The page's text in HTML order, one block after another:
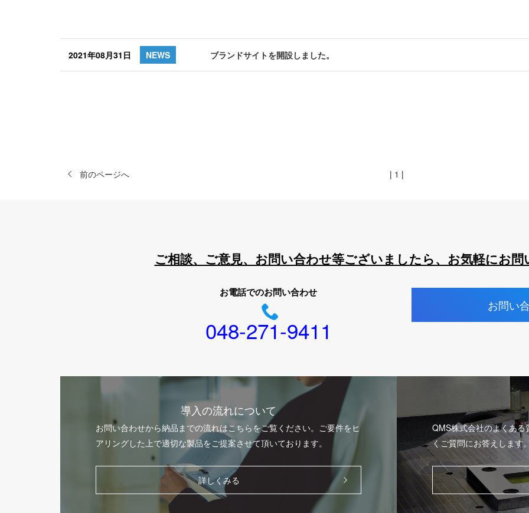
2021年08月31日 NEWS ブランドサイトを開設しました。
前のページへ | 1 |
ご相談、ご意見、お問い合わせ等ございましたら、お気軽にお問
お電話でのお問い合わせ
048-271-9411
お問い
導入の流れについて
お問い合わせから納品までの流れはこちらをご覧ください。ご要件をヒ
アリングした上で適切な製品をご提案させて頂いております。
詳しくみる
QMS株式会社のよくあ
くご質問にお答えします。